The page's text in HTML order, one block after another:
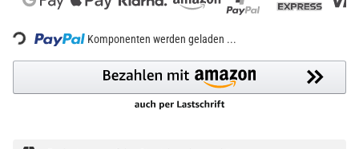
Komponenten werden geladen ...